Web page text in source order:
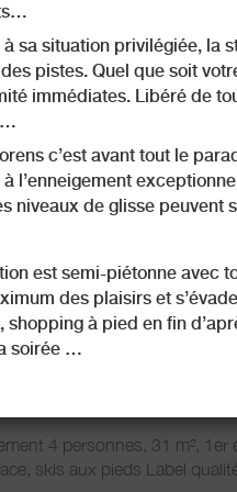
sa situation privilégiée, la
pistes. Quel que soit
immédiates. Libéré de
c’est avant tout le
à l’enneigement
niveaux de glisse peuvent
est semi-piétonne avec
des plaisirs et
shopping à pied en fin
soirée …
Eskival
Val Thorens
4
persons
0
bedroom
2
4 personnes, 31 m², 1er
skis aux pieds Label